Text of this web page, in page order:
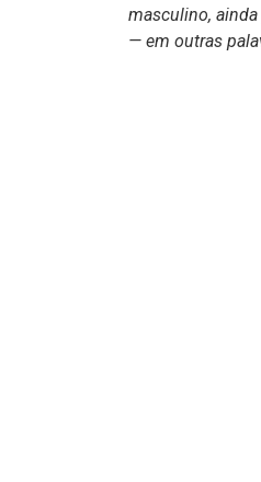
masculino,
— em outras